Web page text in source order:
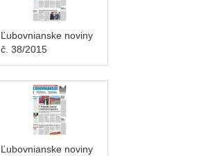
Ľubovnianske noviny
č. 38/2015
Ľubovnianske noviny